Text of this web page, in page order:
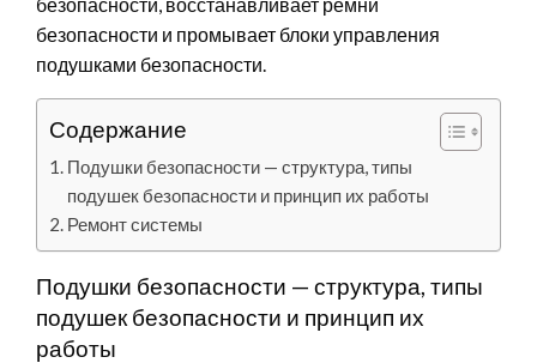
безопасности и промывает блоки управления
подушками безопасности.
Содержание
Подушки безопасности — структура, типы
подушек безопасности и принцип их работы
Ремонт системы
Подушки безопасности — структура, типы
подушек безопасности и принцип их
работы